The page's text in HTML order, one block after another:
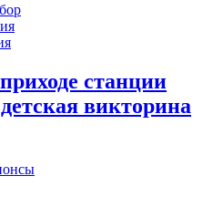
станции
викторина